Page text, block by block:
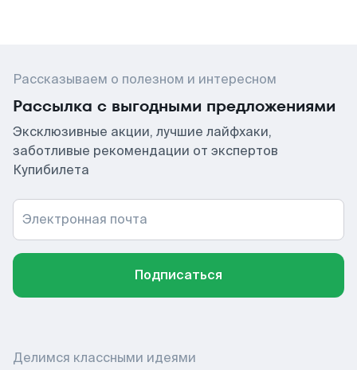
Рассказываем о полезном и интересном
Рассылка с выгодными предложениями
Эксклюзивные акции, лучшие лайфхаки,
заботливые рекомендации от экспертов
Купибилета
Электронная почта
Подписаться
Делимся классными идеями